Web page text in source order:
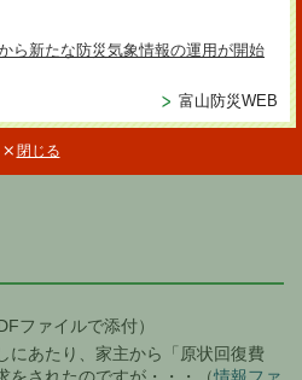
ら新たな防災気象情報の運用が開始
富山防災WEB
閉じる
報第53号
ファイルで添付）
にあたり、家主から「原状回復費